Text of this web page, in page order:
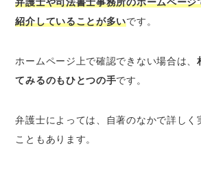
紹介していることが多いです。
ホームページ上で確認できない場合は、
てみるのもひとつの手です。
弁護士によっては、自著のなかで詳しく
こともあります。